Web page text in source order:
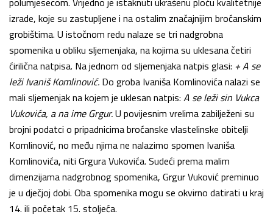
izrade, koje su zastupljene i na ostalim značajnijim broćanskim
grobištima. U istočnom redu nalaze se tri nadgrobna
spomenika u obliku sljemenjaka, na kojima su uklesana četiri
ćirilična natpisa. Na jednom od sljemenjaka natpis glasi: + A se
leži Ivaniš Komlinović. Do groba Ivaniša Komlinovića nalazi se
mali sljemenjak na kojem je uklesan natpis: A se leži sin Vukca
Vukovića, a na ime Grgur.U povijesnim vrelima zabilježeni su
brojni podatci o pripadnicima broćanske vlastelinske obitelji
Komlinović, no među njima ne nalazimo spomen Ivaniša
Komlinovića, niti Grgura Vukovića. Sudeći prema malim
dimenzijama nadgrobnog spomenika, Grgur Vuković preminuo
je u dječjoj dobi. Oba spomenika mogu se okvirno datirati u kraj
14. ili početak 15. stoljeća.